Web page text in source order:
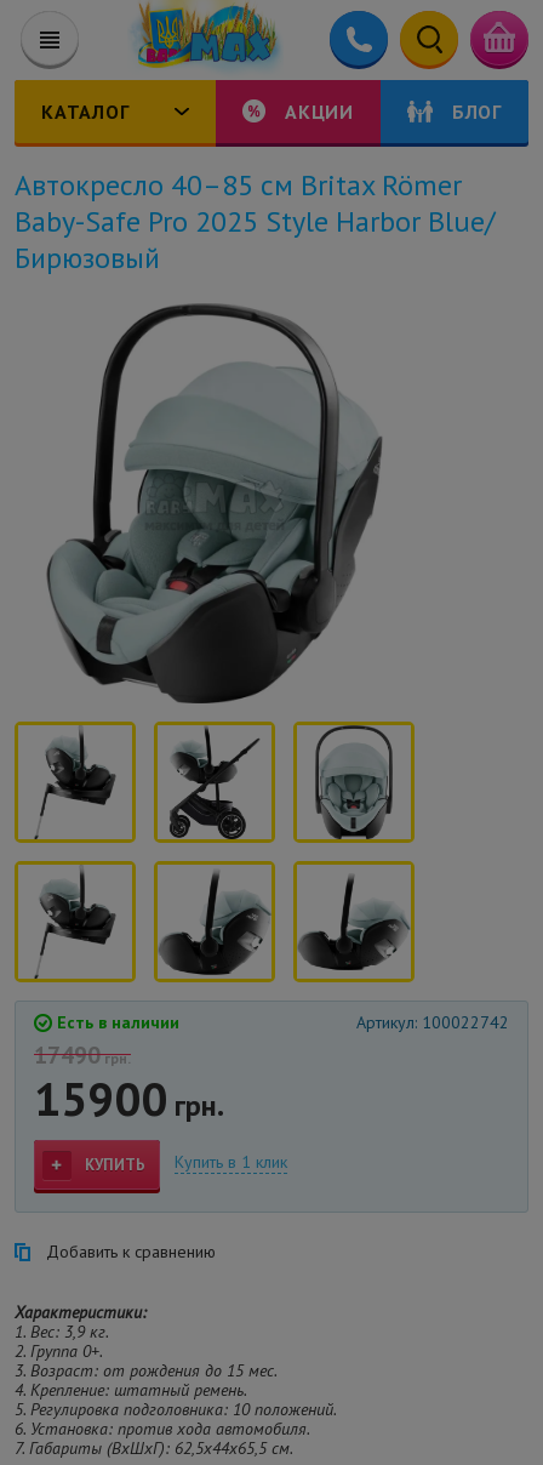
КАТАЛОГ АКЦИИ БЛОГ
Автокресло 40–85 см Britax Römer
Baby-Safe Pro 2025 Style Harbor Blue/
Бирюзовый
Есть в наличии Артикул: 100022742
17490грн.
15900 грн.
КУПИТЬ Купить в 1 клик
Добавить к сравнению
Характеристики:
1. Вес: 3,9 кг.
2. Группа 0+.
3. Возраст: от рождения до 15 мес.
4. Крепление: штатный ремень.
5. Регулировка подголовника: 10 положений.
6. Установка: против хода автомобиля.
7. Габариты (ВxШxГ): 62,5x44x65,5 см.